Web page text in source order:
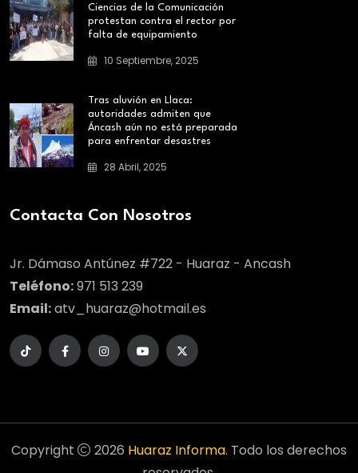
Ciencias de la Comunicación
protestan contra el rector por
falta de equipamiento
10 Septiembre, 2025
Tras aluvión en Llaca:
autoridades admiten que
Áncash aún no está preparada
para enfrentar desastres
28 Abril, 2025
Contacta Con Nosotros
Jr. Dámaso Antúnez #722 - Huaraz - Ancash
Teléfono:971 513 239
Email:atv_huaraz@hotmail.es
Copyright 2026 Huaraz Informa. Todo los derechos